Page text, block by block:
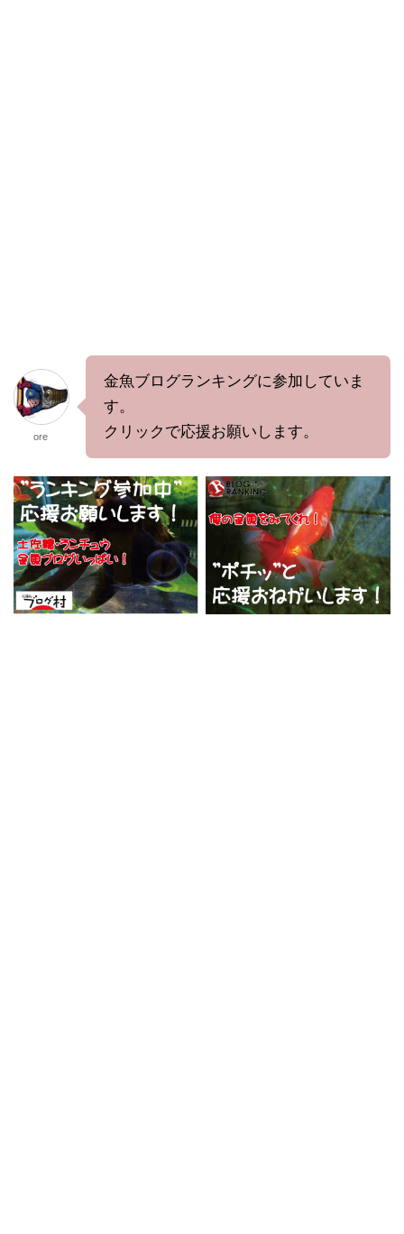
ore
金魚ブログランキングに参加していま
す。
クリックで応援お願いします。